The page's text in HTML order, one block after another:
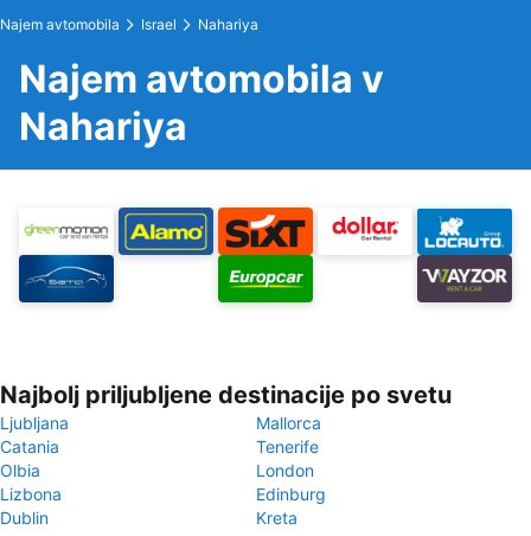
Najem avtomobila Israel Nahariya
Najem avtomobila v
Nahariya
Najbolj priljubljene destinacije po svetu
Ljubljana
Mallorca
Catania
Tenerife
Olbia
London
Lizbona
Edinburg
Dublin
Kreta